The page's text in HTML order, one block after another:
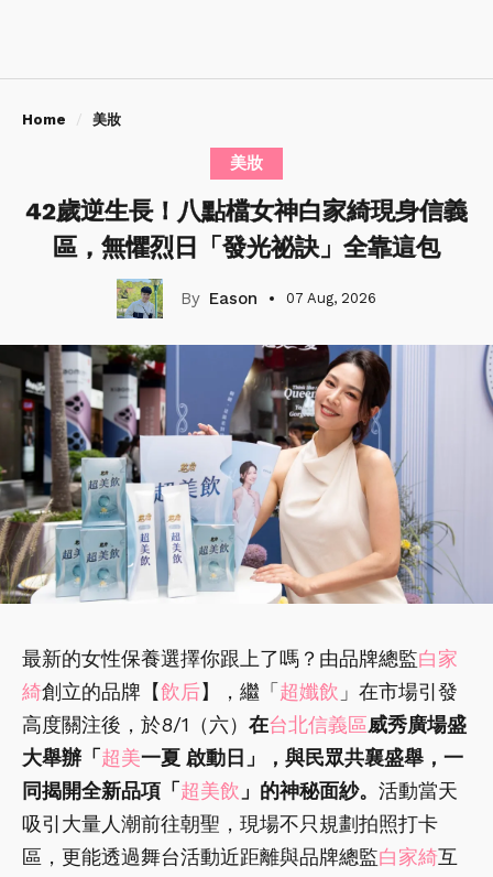
Home 美妝
美妝
42歲逆生長！八點檔女神白家綺現身信義
區，無懼烈日「發光祕訣」全靠這包
Eason 07 Aug, 2026
最新的女性保養選擇你跟上了嗎？由品牌總監白家
綺創立的品牌【飲后】，繼「超孅飲 」在市場引發
高度關注後，於8/1（六） 在台北信義區威秀廣場盛
大舉辦「超美一夏 啟動日」，與民眾共襄盛舉，一
同揭開全新品項「超美飲 」的神秘面紗。 活動當天
吸引大量人潮前往朝聖，現場不只規劃拍照打卡
區，更能透過舞台活動近距離與品牌總監白家綺互